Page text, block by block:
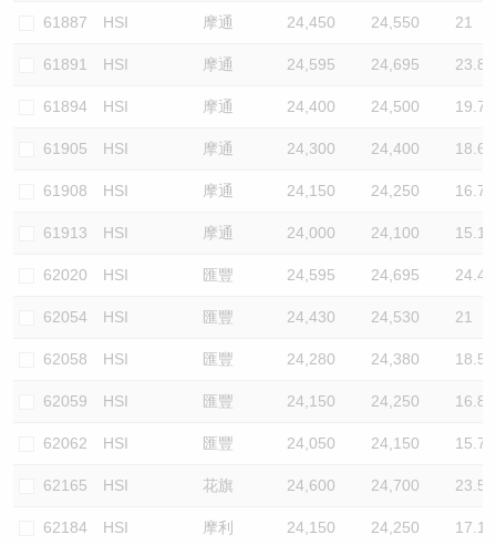
61887 HSI 摩通 24,450 24,550 21
61891 HSI 摩通 24,595 24,695 23.8
61894 HSI 摩通 24,400 24,500 19.7
61905 HSI 摩通 24,300 24,400 18.6
61908 HSI 摩通 24,150 24,250 16.7
61913 HSI 摩通 24,000 24,100 15.1
62020 HSI 匯豐 24,595 24,695 24.4
62054 HSI 匯豐 24,430 24,530 21
62058 HSI 匯豐 24,280 24,380 18.5
62059 HSI 匯豐 24,150 24,250 16.8
62062 HSI 匯豐 24,050 24,150 15.7
62165 HSI 花旗 24,600 24,700 23.5
62184 HSI 摩利 24,150 24,250 17.1